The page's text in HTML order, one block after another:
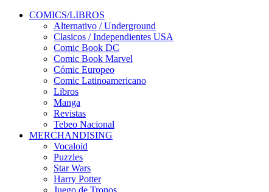
COMICS/LIBROS
Alternativo / Underground
Clasicos / Independientes USA
Comic Book DC
Comic Book Marvel
Cómic Europeo
Comic Latinoamericano
Libros
Manga
Revistas
Tebeo Nacional
MERCHANDISING
Vocaloid
Puzzles
Star Wars
Harry Potter
Juego de Tronos